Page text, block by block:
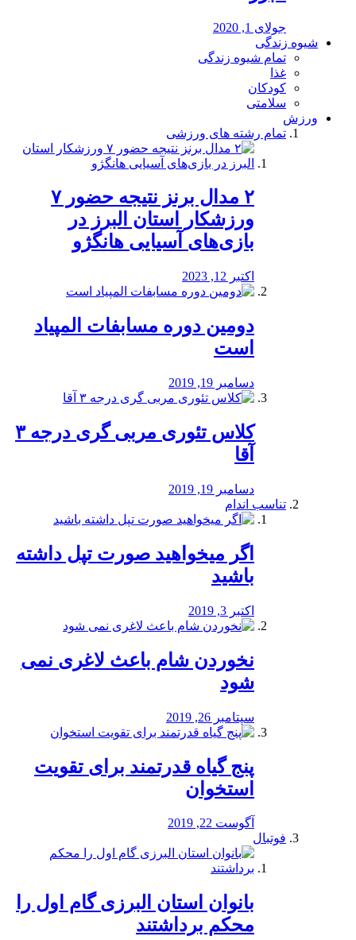
جولای 1, 2020
شیوه زندگی
تمام شیوه زندگی
غذا
کودکان
سلامتی
ورزش
تمام رشته های ورزشی
۲ مدال برنز نتیجه حضور ۷
ورزشکار استان البرز در
بازی‌های آسیایی هانگژو
اکتبر 12, 2023
دومین دوره مسابفات المپیاد
است
دسامبر 19, 2019
کلاس تئوری مربی گری درجه ۳
آقا
دسامبر 19, 2019
تناسب اندام
اگر میخواهید صورت تپل داشته
باشید
اکتبر 3, 2019
نخوردن شام باعث لاغری نمی
‌شود
سپتامبر 26, 2019
پنج گیاه قدرتمند برای تقویت
استخوان
آگوست 22, 2019
فوتبال
بانوان استان البرزی گام اول را
محكم برداشتند